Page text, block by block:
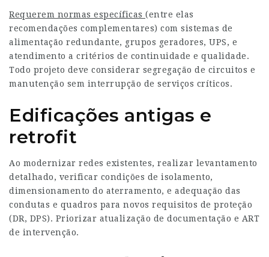
Requerem normas específicas (entre elas
recomendações complementares) com sistemas de
alimentação redundante, grupos geradores, UPS, e
atendimento a critérios de continuidade e qualidade.
Todo projeto deve considerar segregação de circuitos e
manutenção sem interrupção de serviços críticos.
Edificações antigas e
retrofit
Ao modernizar redes existentes, realizar levantamento
detalhado, verificar condições de isolamento,
dimensionamento do aterramento, e adequação das
condutas e quadros para novos requisitos de proteção
(DR, DPS). Priorizar atualização de documentação e ART
de intervenção.